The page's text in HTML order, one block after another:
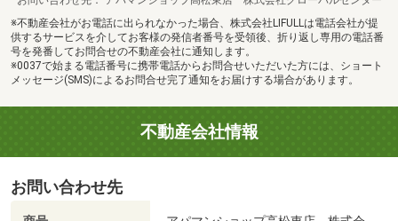
※不動産会社がお電話に出られなかった場合、株式会社LIFULLは電話会社が提
供するサービスを介してお客様の発信者番号を受領後、折り返し専用の電話番
号を発番してお問合せの不動産会社に通知します。
※0037で始まる電話番号に携帯電話からお問合せいただいた方には、ショート
メッセージ(SMS)によるお問合せ完了通知をお届けする場合があります。
不動産会社情報
お問い合わせ先